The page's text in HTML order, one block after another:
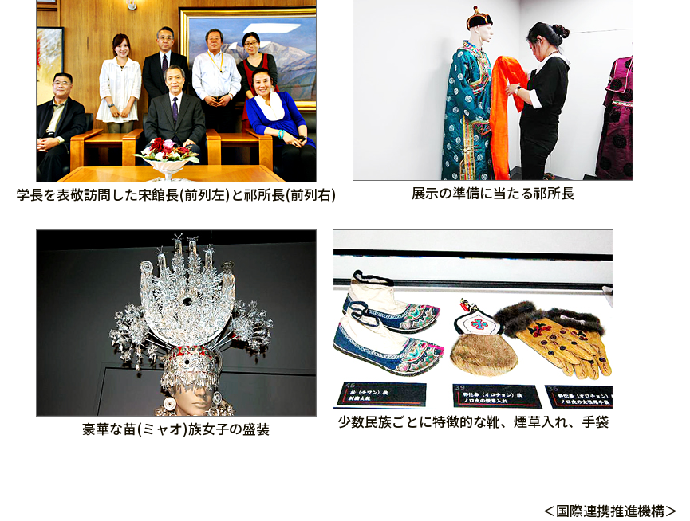
学長を表敬訪問した宋館長(前列左)と祁所長(前列右) 展示の準備に当たる祁所長
豪華な苗(ミャオ)族女子の盛装 少数民族ごとに特徴的な靴、煙草入れ、手袋
＜国際連携推進機構＞